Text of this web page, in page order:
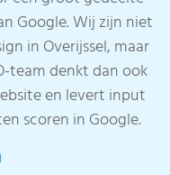
Google. Wij zijn niet
in Overijssel, maar
team denkt dan ook
en levert input
scoren in Google.